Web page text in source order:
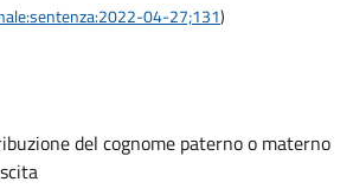
04-27;131)
del cognome paterno o materno